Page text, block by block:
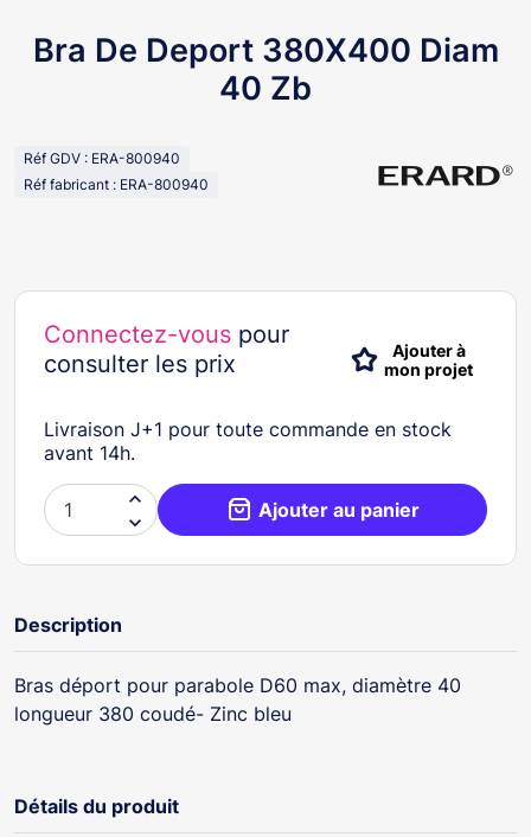
Bra De Deport 380X400 Diam
40 Zb
Réf GDV : ERA-800940
Réf fabricant : ERA-800940
Connectez-vous pour
consulter les prix
Ajouter à
mon projet
Livraison J+1 pour toute commande en stock
avant 14h.

 Ajouter au panier
Description
Bras déport pour parabole D60 max, diamètre 40
longueur 380 coudé- Zinc bleu
Détails du produit